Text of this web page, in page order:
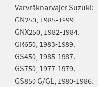
Varvräknarvajer Suzuki:
GN250, 1985-1999.
GNX250, 1982-1984.
GR650, 1983-1989.
GS450, 1985-1987.
GS750, 1977-1979.
GS850 G/GL, 1980-1986.